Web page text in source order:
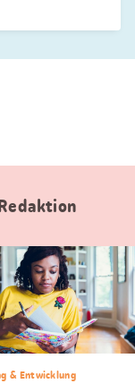
& Entwicklung